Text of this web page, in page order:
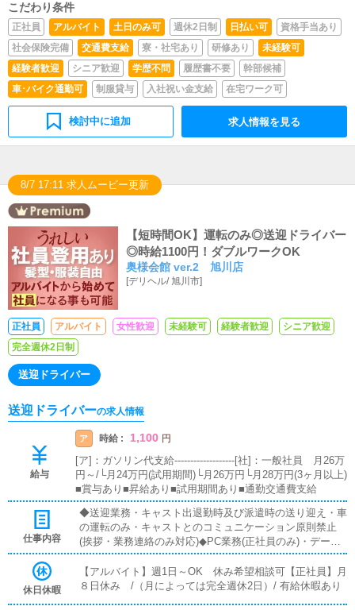
こだわり条件
正社員 アルバイト 土日のみ可 週休2日制 日払い可
資格手当あり
社会保険完備
交通費支給 寮・社宅あり 研修あり
未経験可
経験者歓迎
シニア歓迎 学歴不問 履歴書不要
幹部候補
車･バイク通勤可
制服貸与 入社祝い金支給 在宅ワーク可
検討中に追加 求人情報を見る
8/7 17:11 求人ムービー更新
【短時間OK】運転のみ◎送迎ドライバー
◎時給1100円！ダブルワークOK
奥様会館 ver.2 旭川店
[デリヘル/ 旭川市]
正社員 アルバイト 女性歓迎 未経験可 経験者歓迎
シニア歓迎
完全週休2日制
送迎ドライバー
送迎ドライバーの求人情報
給与
ア 時給 : 1,100 円
[ア]：ガソリン代支給-------------------[社]：一般社員 月26万
円～/└月24万円(試用期間)└月26万円└月28万円(3ヶ月以上)
■賞与あり■昇給あり■試用期間あり■通勤交通費支給
仕事内容
◆送迎業務・キャスト出退勤時及び派遣時の送り迎え・車
の運転のみ・キャストとのコミュニケーション原則禁止
(挨拶・業務連絡のみ対応)◆PC業務(正社員のみ)・データ
入力および、ポータルサイトの情報更新◆電話応対業務
(正社員のみ)・お客様からの電話の対応、予約確認、ドラ
イバーへの配車指示等
休日休暇
【アルバイト】週1日～OK 休み希望相談可【正社員】月
８日休み /（月によっては完全週休2日）/ 有給休暇あり